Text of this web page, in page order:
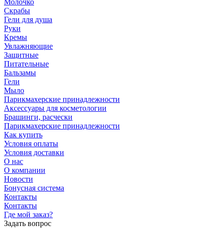
Молочко
Скрабы
Гели для душа
Руки
Кремы
Увлажняющие
Защитные
Питательные
Бальзамы
Гели
Мыло
Парикмахерские принадлежности
Аксессуары для косметологии
Брашинги, расчески
Парикмахерские принадлежности
Как купить
Условия оплаты
Условия доставки
О нас
О компании
Новости
Бонусная система
Контакты
Контакты
Где мой заказ?
Задать вопрос